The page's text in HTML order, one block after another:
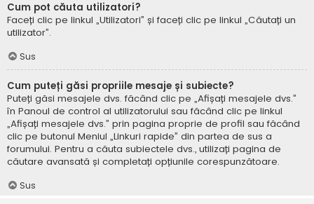
Cum pot căuta utilizatori?
Faceți clic pe linkul „Utilizatori” și faceți clic pe linkul „Căutați un
utilizator”.
Sus
Cum puteți găsi propriile mesaje și subiecte?
Puteți găsi mesajele dvs. făcând clic pe „Afișați mesajele dvs.”
în Panoul de control al utilizatorului sau făcând clic pe linkul
„Afișați mesajele dvs.” prin pagina proprie de profil sau făcând
clic pe butonul Meniul „Linkuri rapide” din partea de sus a
forumului. Pentru a căuta subiectele dvs., utilizați pagina de
căutare avansată și completați opțiunile corespunzătoare.
Sus